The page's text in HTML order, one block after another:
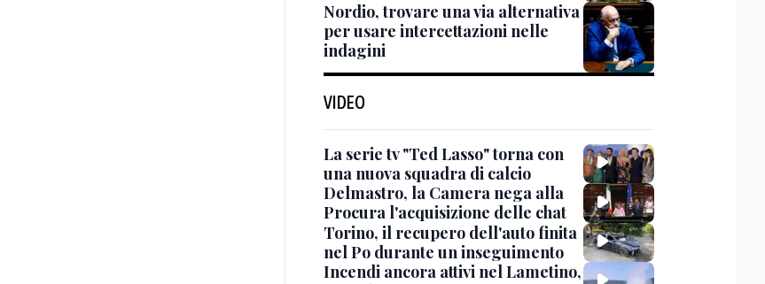
Nordio, trovare una via alternativa
per usare intercettazioni nelle
indagini
VIDEO
La serie tv "Ted Lasso" torna con
una nuova squadra di calcio
Delmastro, la Camera nega alla
Procura l'acquisizione delle chat
Torino, il recupero dell'auto finita
nel Po durante un inseguimento
Incendi ancora attivi nel Lametino,